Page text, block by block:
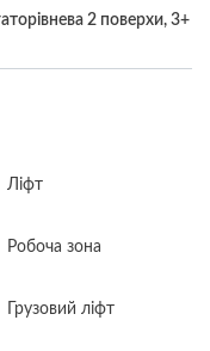
2 поверхи, 3+
Ліфт
Робоча зона
Грузовий ліфт